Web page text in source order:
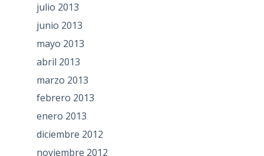
julio 2013
junio 2013
mayo 2013
abril 2013
marzo 2013
febrero 2013
enero 2013
diciembre 2012
noviembre 2012